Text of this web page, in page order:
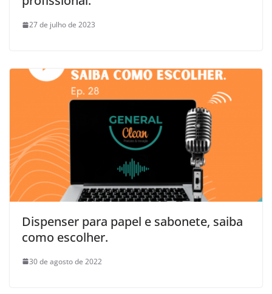
27 de julho de 2023
Dispenser para papel e sabonete, saiba
como escolher.
30 de agosto de 2022